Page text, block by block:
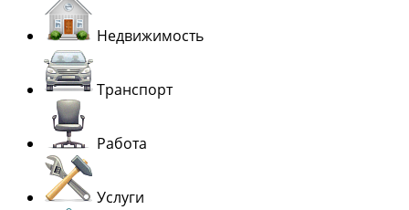
Недвижимость
Транспорт
Работа
Услуги